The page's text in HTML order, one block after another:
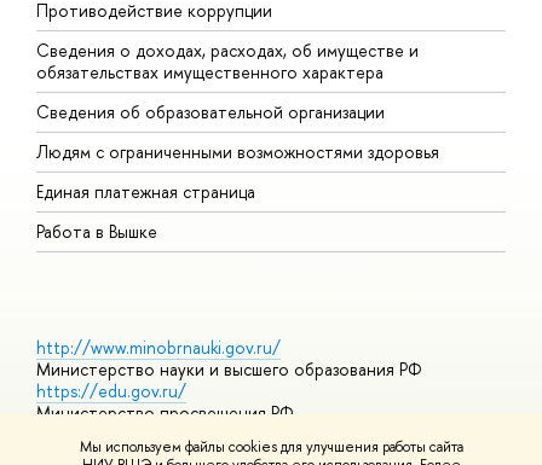
Мы используем файлы cookies для улучшения работы сайта
Противодействие коррупции
Сведения о доходах, расходах, об имуществе и
обязательствах имущественного характера
Сведения об образовательной организации
Людям с ограниченными возможностями здоровья
Единая платежная страница
Работа в Вышке
http://www.minobrnauki.gov.ru/
Министерство науки и высшего образования РФ
https://edu.gov.ru/
Министерство просвещения РФ
https://elearning.hse.ru/mooc
Массовые открытые онлайн-курсы